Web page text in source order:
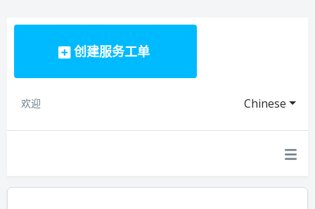
创建服务工单
Chinese
欢迎